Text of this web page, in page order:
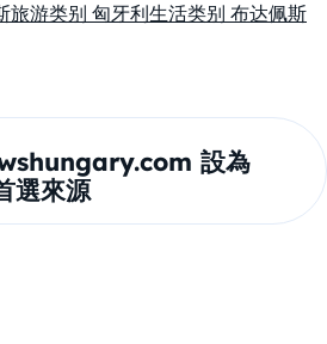
旅游类别 匈牙利生活类别 布达佩斯
設為
選來源